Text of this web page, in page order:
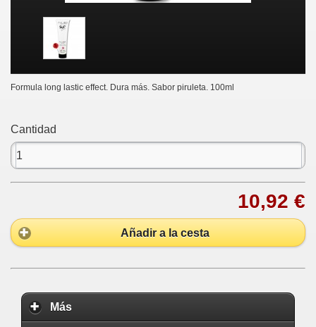
Formula long lastic effect. Dura más. Sabor piruleta. 100ml
Cantidad
10,92 €
Añadir a la cesta
Más